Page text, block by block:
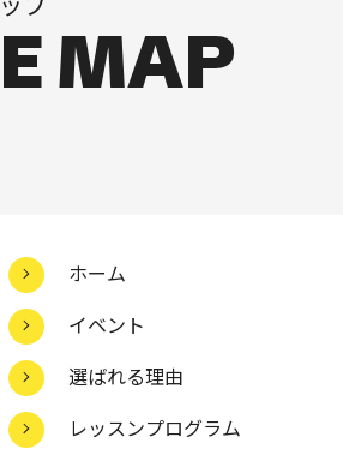
ホーム
イベント
選ばれる理由
レッスンプログラム